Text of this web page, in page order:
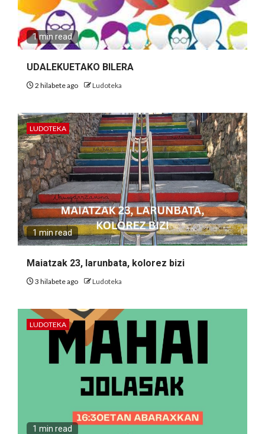
1 min read
UDALEKUETAKO BILERA
2 hilabete ago Ludoteka
LUDOTEKA
1 min read
Maiatzak 23, larunbata, kolorez bizi
3 hilabete ago Ludoteka
LUDOTEKA
1 min read